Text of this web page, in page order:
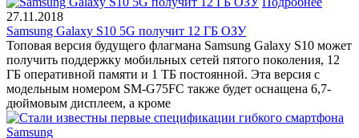
27.11.2018
Samsung Galaxy S10 5G получит 12 ГБ ОЗУ
Топовая версия будущего флагмана Samsung Galaxy S10 может
получить поддержку мобильных сетей пятого поколения, 12
ГБ оперативной памяти и 1 ТБ постоянной. Эта версия с
модельным номером SM-G75FC также будет оснащена 6,7-
дюймовым дисплеем, а кроме